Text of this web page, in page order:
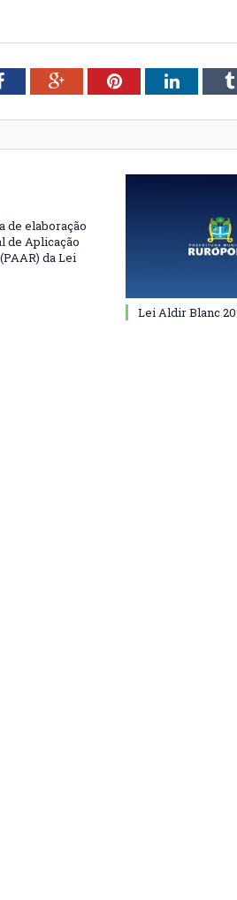
FacebookGoogle+PinterestLinkedIn
de elaboração
de Aplicação
da Lei
Lei Aldir Blanc